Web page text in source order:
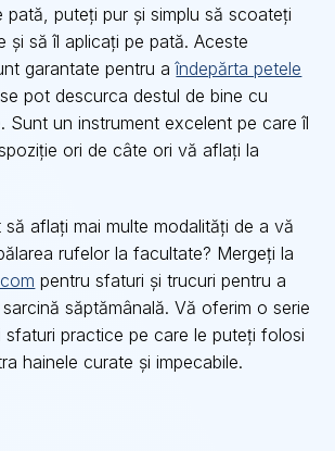
pată, puteți pur și simplu să scoateți
și să îl aplicați pe pată. Aceste
garantate pentru aîndepărta petele
pot descurca destul de bine cu
Sunt un instrument excelent pe care îl
ori de câte ori vă aflați la
să aflați mai multe modalități de a vă
rufelor la facultate? Mergeți la
pentru sfaturi și trucuri pentru a
săptămânală. Vă oferim o serie
sfaturi practice pe care le puteți folosi
hainele curate și impecabile.